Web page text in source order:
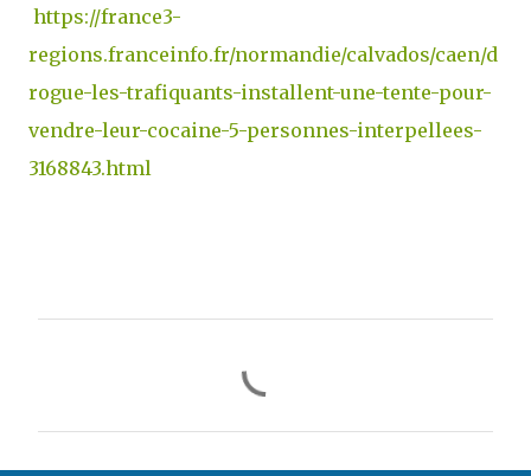
https://france3-
regions.franceinfo.fr/normandie/calvados/caen/d
rogue-les-trafiquants-installent-une-tente-pour-
vendre-leur-cocaine-5-personnes-interpellees-
3168843.html